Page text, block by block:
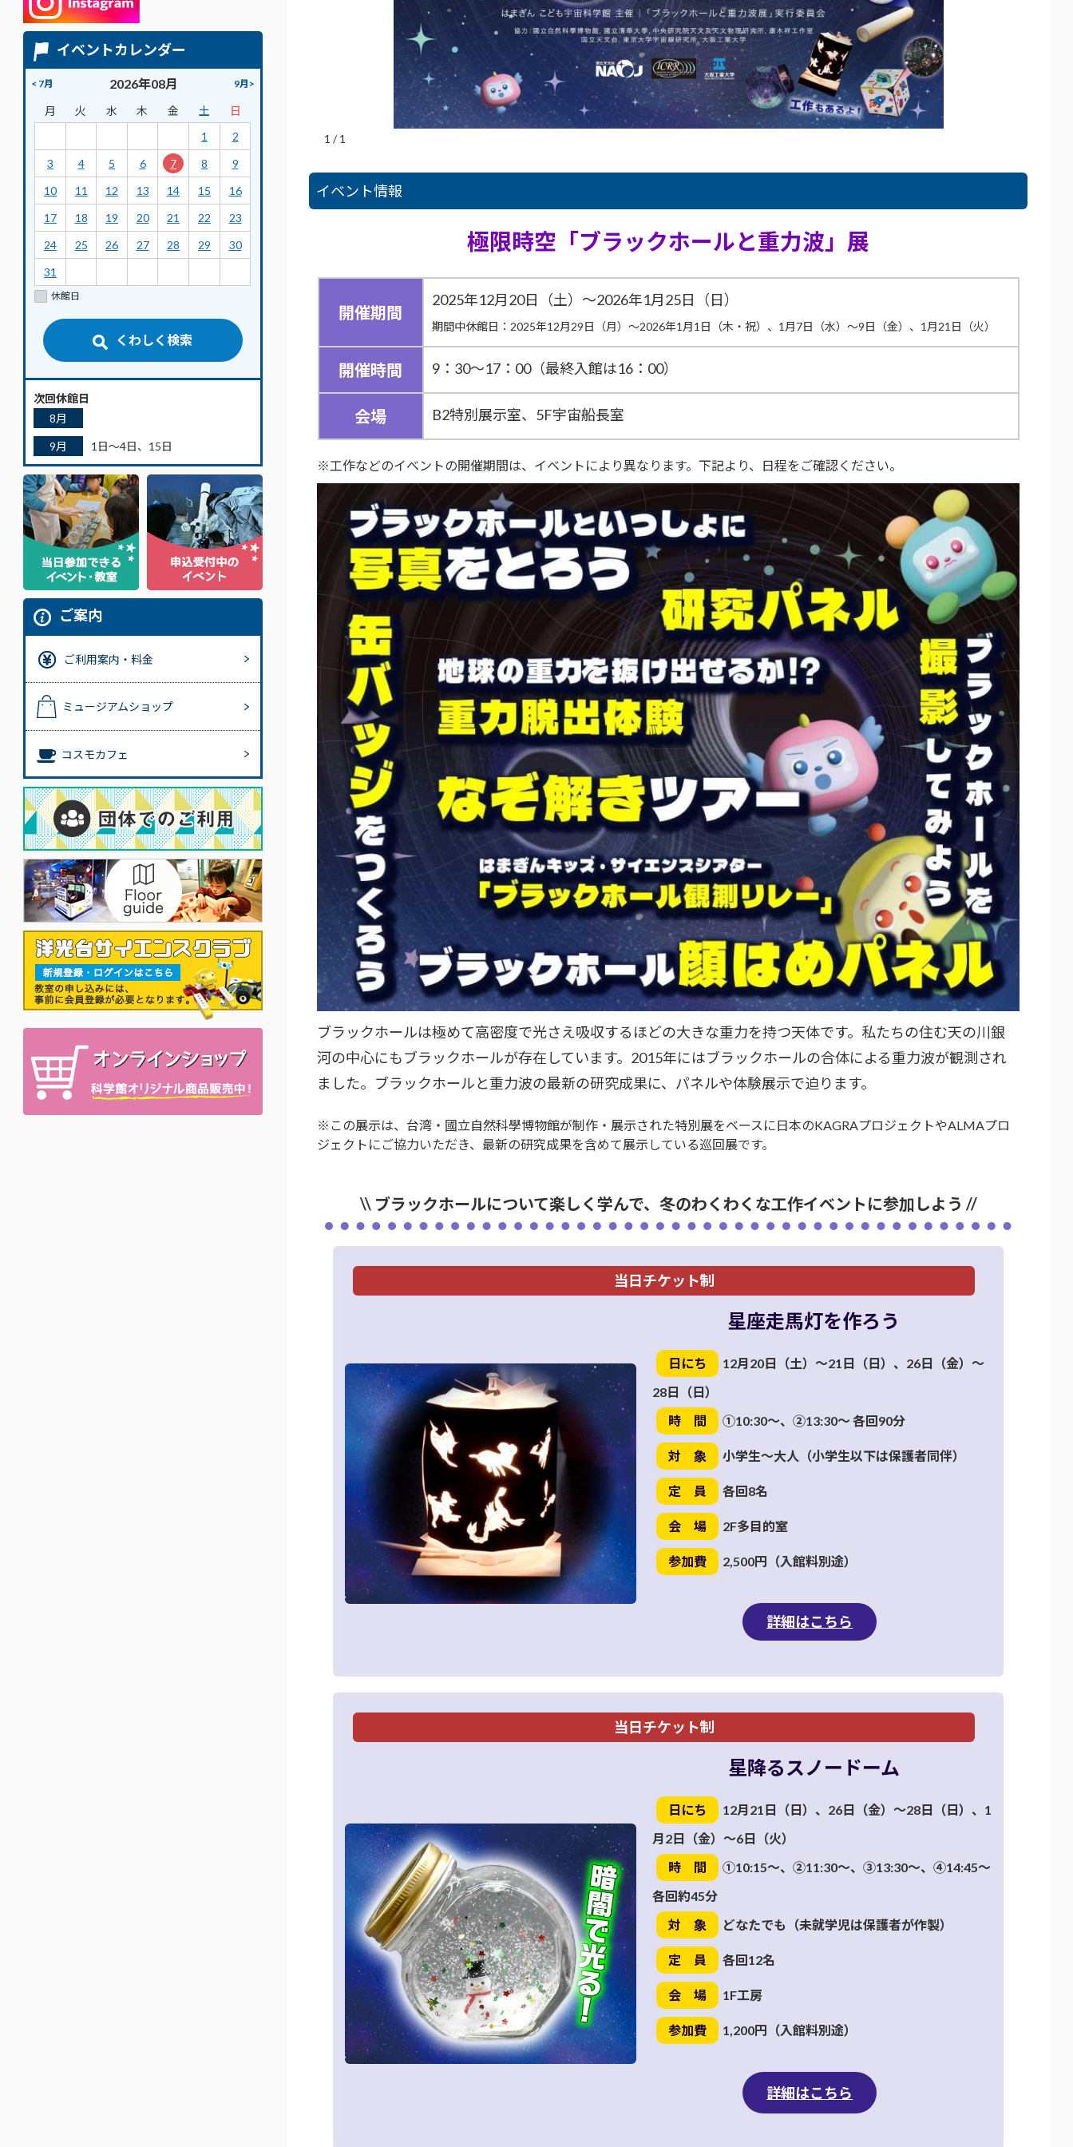
イベントカレンダー
< 7月 2026年08月 9月>
月 火 水 木 金 土
日
1
2
3
4 5 6 7 8
9
10
11 12 13 14 15
16
17
18 19 20 21 22
23
24
25 26 27 28 29
30
31
休館日
くわしく検索
次回休館日
8月
9月 1日～4日、15日
ご案内
ご利用案内・料金
ミュージアムショップ
コスモカフェ
1 /1
イベント情報
極限時空「ブラックホールと重力波」展
開催期間
2025年12月20日（土）～2026年1月25日（日）
期間中休館日：2025年12月29日（月）～2026年1月1日（木・祝）、1月7日（水）～9日（金）、1月21日（火）
開催時間 9：30～17：00（最終入館は16：00）
会場 B2特別展示室、5F宇宙船長室
※工作などのイベントの開催期間は、イベントにより異なります。下記より、日程をご確認ください。
ブラックホールは極めて高密度で光さえ吸収するほどの大きな重力を持つ天体です。私たちの住む天の川銀
河の中心にもブラックホールが存在しています。2015年にはブラックホールの合体による重力波が観測され
ました。ブラックホールと重力波の最新の研究成果に、パネルや体験展示で迫ります。
※この展示は、台湾・國立自然科學博物館が制作・展示された特別展をベースに日本のKAGRAプロジェクトやALMAプロ
ジェクトにご協力いただき、最新の研究成果を含めて展示している巡回展です。
\\ ブラックホールについて楽しく学んで、冬のわくわくな工作イベントに参加しよう //
当日チケット制
星座走馬灯を作ろう
日にち
12月20日（土）～21日（日）、26日（金）～
28日（日）
時 間
①10:30～、②13:30～ 各回90分
対 象 小学生～大人（小学生以下は保護者同伴）
定 員 各回8名
会 場 2F多目的室
参加費 2,500円（入館料別途）
詳細はこちら
当日チケット制
星降るスノードーム
日にち
12月21日（日）、26日（金）～28日（日）、1
月2日（金）～6日（火）
時 間
①10:15～、②11:30～、③13:30～、④14:45～
各回約45分
対 象
どなたでも（未就学児は保護者が作製）
定 員 各回12名
会 場 1F工房
参加費 1,200円（入館料別途）
詳細はこちら